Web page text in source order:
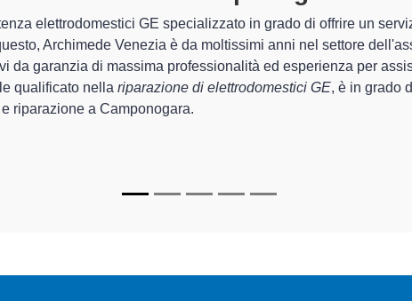
Archimede Venezia sono in grado di garantire al cliente
riguarda la sistemazione e lariparazione del tuo
degli apparecchi.
di Archimede Venezia sono in grado di fornire
funzionanti e durare a lungo nel tempo.